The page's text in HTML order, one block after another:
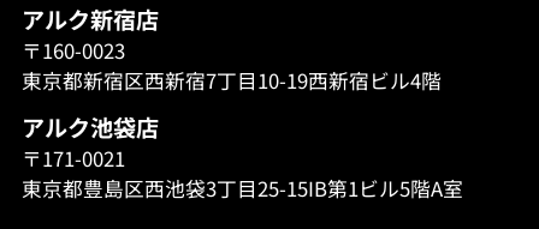
アルク新宿店
〒160-0023
東京都新宿区西新宿7丁目10-19西新宿ビル4階
アルク池袋店
〒171-0021
東京都豊島区西池袋3丁目25-15IB第1ビル5階A室